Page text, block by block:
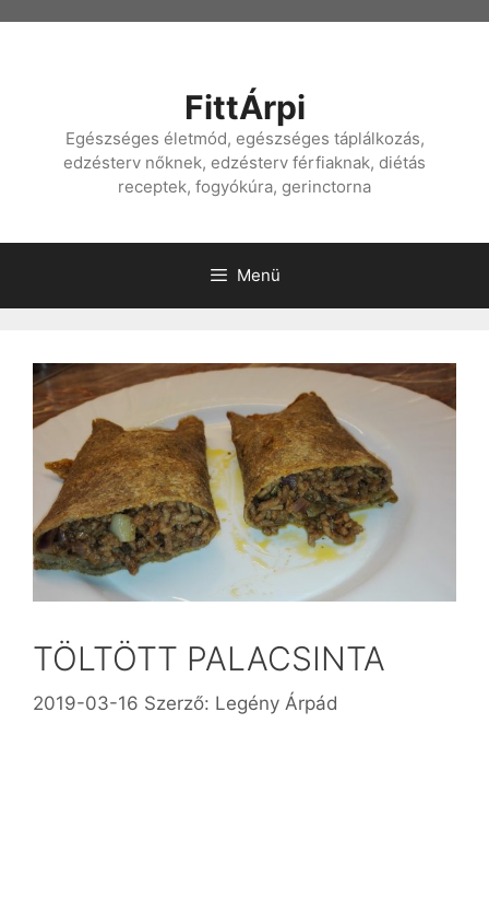
FittÁrpi
Egészséges életmód, egészséges táplálkozás,
edzésterv nőknek, edzésterv férfiaknak, diétás
receptek, fogyókúra, gerinctorna
Menü
TÖLTÖTT PALACSINTA
2019-03-16 Szerző: Legény Árpád